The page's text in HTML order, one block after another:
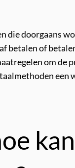
die doorgaans
betalen of
om de
een